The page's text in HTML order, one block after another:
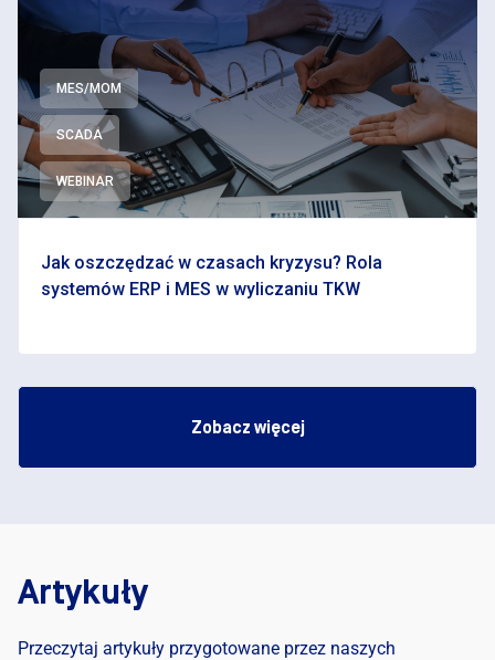
MES/MOM
SCADA
WEBINAR
Jak oszczędzać w czasach kryzysu? Rola
systemów ERP i MES w wyliczaniu TKW
Zobacz więcej
Artykuły
Przeczytaj artykuły przygotowane przez naszych